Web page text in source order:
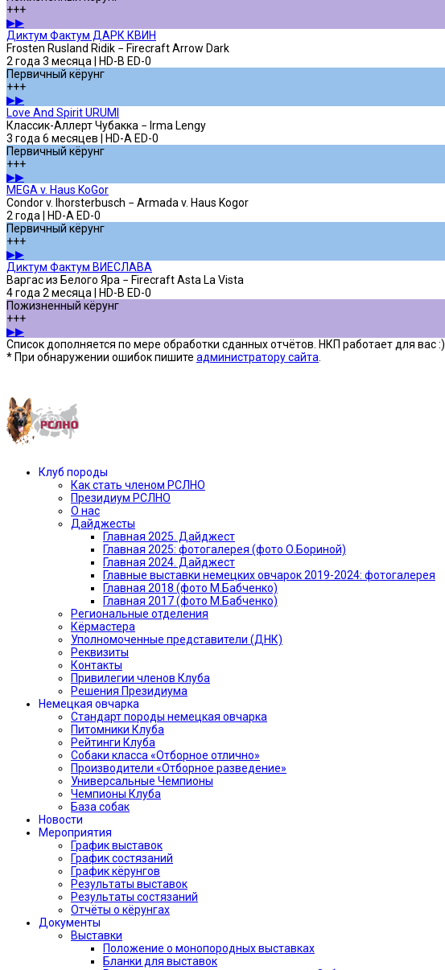
+++
▶▶
Диктум Фактум ДАРК КВИН
Frosten Rusland Ridik − Firecraft Arrow Dark
2 года 3 месяца | HD-B ED-0
Первичный кёрунг
+++
▶▶
Love And Spirit URUMI
Классик-Аллерт Чубакка − Irma Lengy
3 года 6 месяцев | HD-A ED-0
Первичный кёрунг
+++
▶▶
MEGA v. Haus KoGor
Condor v. Ihorsterbusch − Armada v. Haus Kogor
2 года | HD-A ED-0
Первичный кёрунг
+++
▶▶
Диктум Фактум ВИЕСЛАВА
Варгас из Белого Яра − Firecraft Asta La Vista
4 года 2 месяца | HD-B ED-0
Пожизненный кёрунг
+++
▶▶
Список дополняется по мере обработки сданных отчётов. НКП работает для вас :)
* При обнаружении ошибок пишите администратору сайта.
Клуб породы
Как стать членом РСЛНО
Президиум РСЛНО
О нас
Дайджесты
Главная 2025. Дайджест
Главная 2025: фотогалерея (фото О.Бориной)
Главная 2024. Дайджест
Главные выставки немецких овчарок 2019-2024: фотогалерея
Главная 2018 (фото М.Бабченко)
Главная 2017 (фото М.Бабченко)
Региональные отделения
Кёрмастера
Уполномоченные представители (ДНК)
Реквизиты
Контакты
Привилегии членов Клуба
Решения Президиума
Немецкая овчарка
Стандарт породы немецкая овчарка
Питомники Клуба
Рейтинги Клуба
Собаки класса «Отборное отлично»
Производители «Отборное разведение»
Универсальные Чемпионы
Чемпионы Клуба
База собак
Новости
Мероприятия
График выставок
График состязаний
График кёрунгов
Результаты выставок
Результаты состязаний
Отчёты о кёрунгах
Документы
Выставки
Положение о монопородных выставках
Бланки для выставок